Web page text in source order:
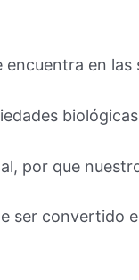
en
por que
ser convertido